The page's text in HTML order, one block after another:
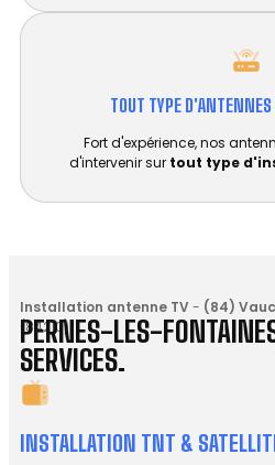
TOUT TYPE D'ANTENNES
Fort d'expérience, nos
d'intervenir sur tout type
Installation antenne TV- (84)
(84210)
PERNES-LES-
SERVICES.
INSTALLATION TNT &